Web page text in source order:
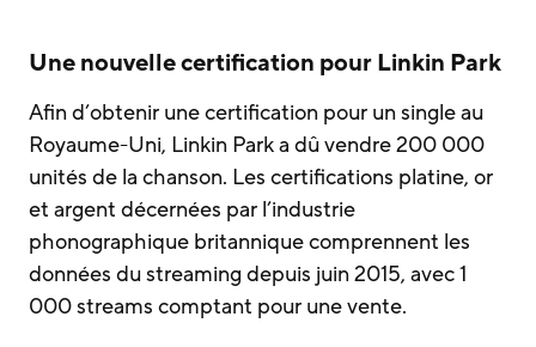
Une nouvelle certification pour Linkin Park
Afin d’obtenir une certification pour un single au
Royaume-Uni, Linkin Park a dû vendre 200 000
unités de la chanson. Les certifications platine, or
et argent décernées par l’industrie
phonographique britannique comprennent les
données du streaming depuis juin 2015, avec 1
000 streams comptant pour une vente.